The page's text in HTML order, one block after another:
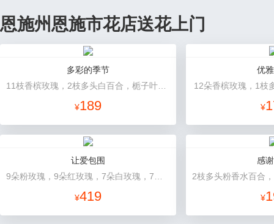
恩施州恩施市花店送花上门
多彩的季节
¥189
优
12朵香槟玫瑰，1枝
¥
让爱包围
¥419
感
¥